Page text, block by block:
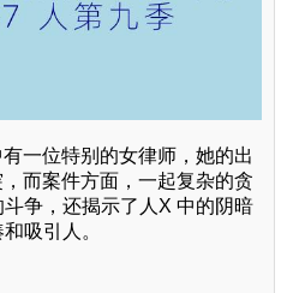
一位特别的女律师，她的出
而案件方面，一起复杂的贪
争，还揭示了人X 中的阴暗
吸引人。